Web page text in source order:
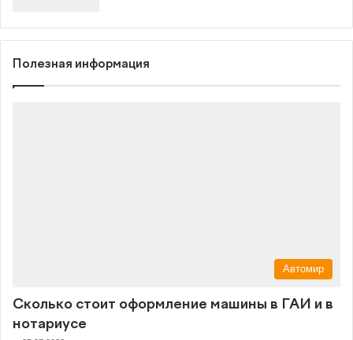
Полезная информация
Автомир
Сколько стоит оформление машины в ГАИ и в
нотариусе